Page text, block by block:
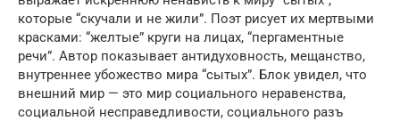
которые “скучали и не жили”. Поэт рисует их мертвыми
красками: “желтые” круги на лицах, “пергаментные
речи”. Автор показывает антидуховность, мещанство,
внутреннее убожество мира “сытых”. Блок увидел, что
внешний мир — это мир социального неравенства,
социальной несправедливости, социального разъ